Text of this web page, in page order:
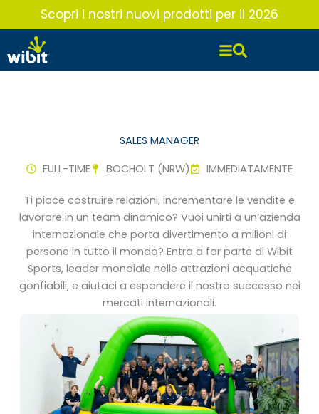
contenuto
Scopri i nostri nuovi prodotti per il 2026
SALES MANAGER
FULL-TIME
BOCHOLT (NRW) IMMEDIATAMENTE
Ti piace costruire relazioni, incrementare le vendite e
lavorare in un team dinamico? Vuoi unirti a un’azienda
internazionale che porta divertimento a milioni di
persone in tutto il mondo? Entra a far parte di Wibit
Sports, leader mondiale nelle attrazioni acquatiche
gonfiabili, e aiutaci a espandere il nostro successo nei
mercati internazionali.